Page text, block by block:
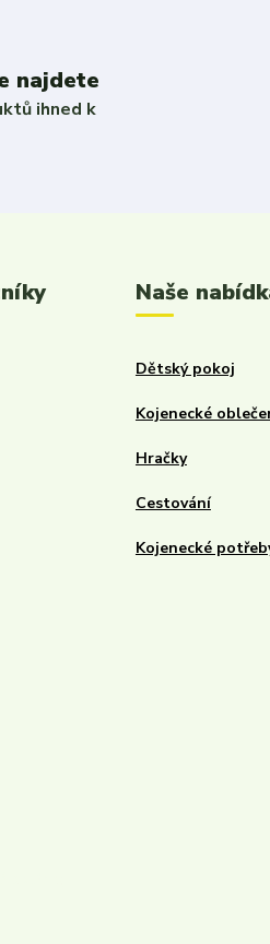
najdete
ihned k
Naše
Dětský pokoj
Kojenecké
Hračky
Cestování
Kojenecké